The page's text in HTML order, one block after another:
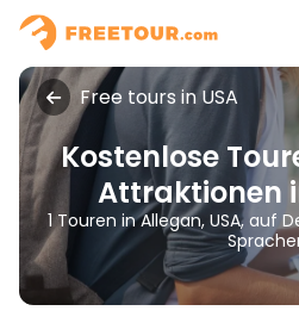
Free tours in USA
Kostenlose
Attraktionen
1 Touren in Allegan, USA, auf